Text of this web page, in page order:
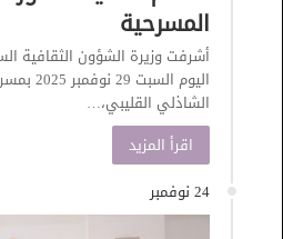
المسرحية
أشرفت وزيرة الشؤون الثقافية
اليوم
الشاذلي القليبي،…
اقرأ المزيد
24 نوفمبر